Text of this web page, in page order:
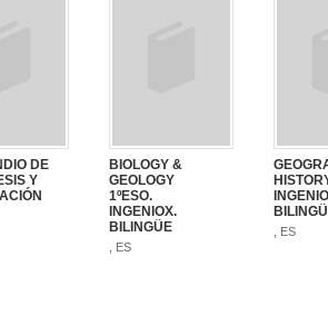
DE
Y
BIOLOGY &
GEOLOGY
1ºESO.
INGENIOX.
BILINGÜE
, ES
, ES